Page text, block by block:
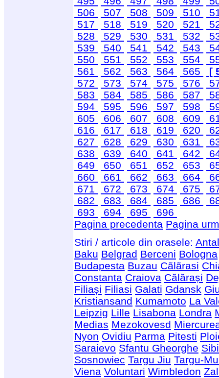
506
507 508 509 510
517
518 519 520 521
528
529 530 531 532
539
540 541 542 543
550
551 552 553 554
561
562 563 564 565
[
572
573 574 575 576
583
584 585 586 587
594
595 596 597 598
605
606 607 608 609
616
617 618 619 620
627
628 629 630 631
638
639 640 641 642
649
650 651 652 653
660
661 662 663 664
671
672 673 674 675
682
683 684 685 686
693
694 695
696
Pagina precedenta Pagina
Stiri / articole din orasele:
Baku Belgrad Berceni Bologna
Budapesta Buzau Cãlãrasi
Constanta Craiova Călărași
Filiași Filiasi Galati Gdansk
Kristiansand Kumamoto La
Leipzig Lille Lisabona Londra
Medias Mezokovesd
Nyon Ovidiu Parma Pitesti
Saraievo Sfantu Gheorghe
Sosnowiec Targu Jiu Targu-
Viena Voluntari Wimbledon